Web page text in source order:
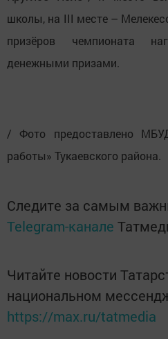
школы, на III месте –
призёров чемпионата
денежными призами.
/ Фото предоставлено
работы» Тукаевского района.
Следите за самым
Telegram-канале
Читайте новости
национальном
https://max.ru/tatmedia